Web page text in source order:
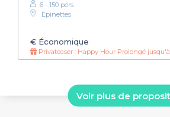
6 - 150 pers.
Épinettes
€ Économique
Privateaser : Happy Hour Prolongé
Voir plus de